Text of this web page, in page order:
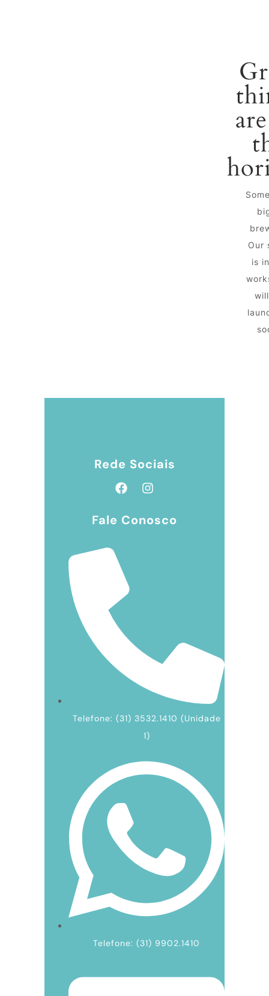
Our
is
Rede Sociais
Fale Conosco
Telefone: (31) 3532.1410 (Unidade
1)
Telefone: (31) 9902.1410